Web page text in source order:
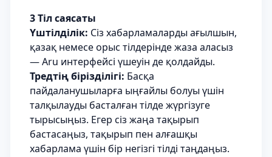
3 Тіл саясаты
Үштілділік: Сіз хабарламаларды ағылшын,
қазақ немесе орыс тілдерінде жаза аласыз
— Aru интерфейсі үшеуін де қолдайды.
Тредтің бірізділігі: Басқа
пайдаланушыларға ыңғайлы болуы үшін
талқылауды басталған тілде жүргізуге
тырысыңыз. Егер сіз жаңа тақырып
бастасаңыз, тақырып пен алғашқы
хабарлама үшін бір негізгі тілді таңдаңыз.